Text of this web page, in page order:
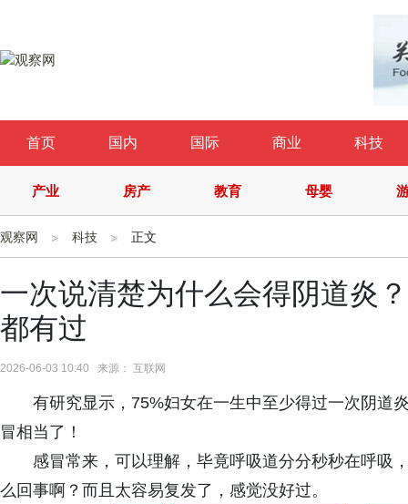
首页 国内 国际 商业 科技
产业 房产 教育 母婴
观察网 科技 正文
一次说清楚为什么会得阴道炎
都有过
2026-06-03 10:40 来源： 互联网
有研究显示，75%妇女在一生中至少得过一次阴道
冒相当了！
感冒常来，可以理解，毕竟呼吸道分分秒秒在呼吸
么回事啊？而且太容易复发了，感觉没好过。